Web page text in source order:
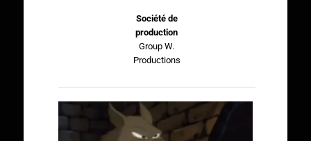
Société de
production
Group W.
Productions